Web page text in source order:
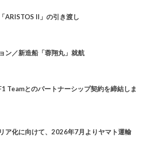
ARISTOS II」の引き渡し
ン／新造船「蓉翔丸」就航
Teamとのパートナーシップ契約を締結しま
ア化に向けて、2026年7月よりヤマト運輸